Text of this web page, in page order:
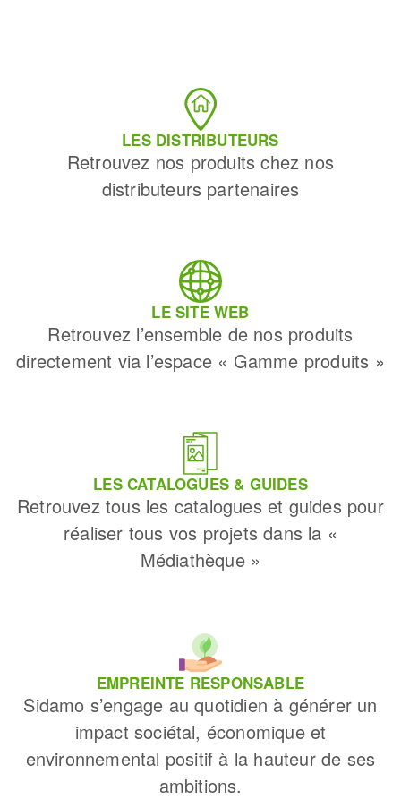
LES DISTRIBUTEURS
Retrouvez nos produits chez nos
distributeurs partenaires
LE SITE WEB
Retrouvez l’ensemble de nos produits
directement via l’espace « Gamme produits »
LES CATALOGUES & GUIDES
Retrouvez tous les catalogues et guides pour
réaliser tous vos projets dans la «
Médiathèque »
EMPREINTE RESPONSABLE
Sidamo s’engage au quotidien à générer un
impact sociétal, économique et
environnemental positif à la hauteur de ses
ambitions.